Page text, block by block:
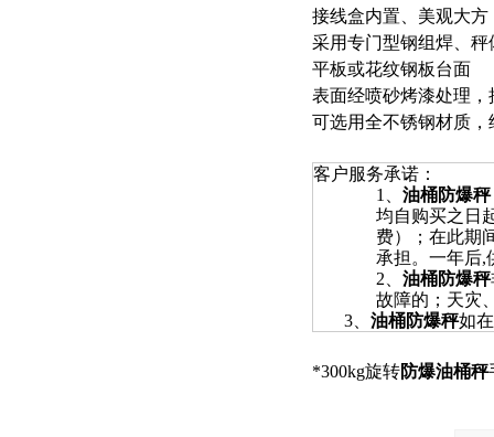
接线盒内置、美观大方
采用专门型钢组焊、
平板或花纹钢板台面
表面经喷砂烤漆处理，
可选用全不锈钢材质
客户服务承诺：
1
油桶防爆秤
均自购买之日
费）；在此期
承担。一年后,
2
油桶防爆秤
故障的；天灾
3
油桶防爆秤如
*300kg旋转防爆油桶秤